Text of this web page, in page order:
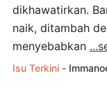
dikhawatirkan.
naik, ditambah
menyebabkan
Isu Terkini -